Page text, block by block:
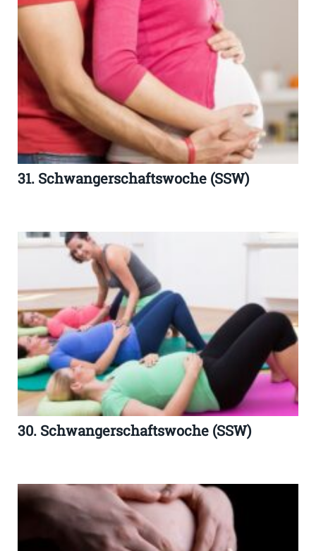
31. Schwangerschaftswoche (SSW)
30. Schwangerschaftswoche (SSW)